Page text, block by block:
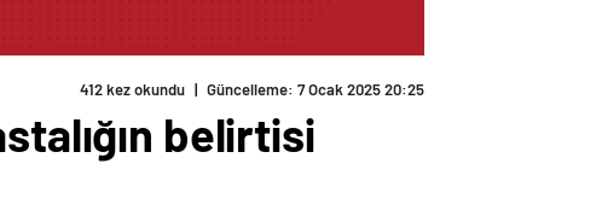
412 kez okundu | Güncelleme: 7 Ocak 2025 20:25
belirtisi